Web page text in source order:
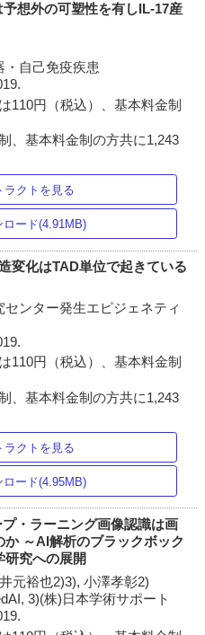
想外の可塑性を有しIL-17産
・自己免疫疾患
110円（税込）、基本料金制
、基本料金制の方共に1,243
ラクトを見る
ロード(4.91MB)
変化はTAD単位で起きている
ンター発生エピジェネティ
110円（税込）、基本料金制
、基本料金制の方共に1,243
ラクトを見る
ロード(4.95MB)
・ラーニング画像認識は画
～AI解析のブラックボック
研究への展開
元裕也2)3), 小澤孝彰2)
3)(株)日本学術サポート